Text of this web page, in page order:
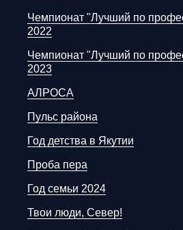
Чемпионат "Лучший по
2022
Чемпионат "Лучший по
2023
АЛРОСА
Пульс района
Год детства в Якутии
Проба пера
Год семьи 2024
Твои люди, Север!